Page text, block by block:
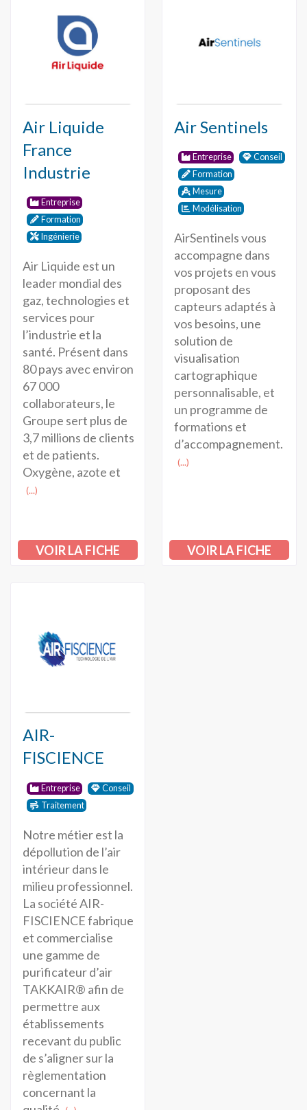
Air Liquide
France
Industrie
Entreprise
Formation
Ingénierie
Air Liquide est un
leader mondial des
gaz, technologies et
services pour
l’industrie et la
santé. Présent dans
80 pays avec environ
67 000
collaborateurs, le
Groupe sert plus de
3,7 millions de clients
et de patients.
Oxygène, azote et
(...)
VOIR LA FICHE
Air Sentinels
Entreprise
Conseil
Formation
Mesure
Modélisation
AirSentinels vous
accompagne dans
vos projets en vous
proposant des
capteurs adaptés à
vos besoins, une
solution de
visualisation
cartographique
personnalisable, et
un programme de
formations et
d’accompagnement.
(...)
VOIR LA FICHE
AIR-
FISCIENCE
Entreprise
Conseil
Traitement
Notre métier est la
dépollution de l’air
intérieur dans le
milieu professionnel.
La société AIR-
FISCIENCE fabrique
et commercialise
une gamme de
purificateur d’air
TAKKAIR® afin de
permettre aux
établissements
recevant du public
de s’aligner sur la
règlementation
concernant la